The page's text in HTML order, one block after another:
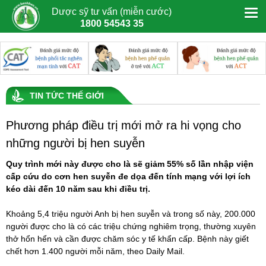
Dược sỹ tư vấn (miễn cước)
1800 54543 35
TIN TỨC THẾ GIỚI
Phương pháp điều trị mới mở ra hi vọng cho
những người bị hen suyễn
Quy trình mới này được cho là sẽ giảm 55% số lần nhập viện
cấp cứu do cơn hen suyễn đe dọa đến tính mạng với lợi ích
kéo dài đến 10 năm sau khi điều trị.
Khoảng 5,4 triệu người Anh bị hen suyễn và trong số này, 200.000
người được cho là có các triệu chứng nghiêm trọng, thường xuyên
thở hổn hển và cần được chăm sóc y tế khẩn cấp. Bệnh này giết
chết hơn 1.400 người mỗi năm, theo Daily Mail.